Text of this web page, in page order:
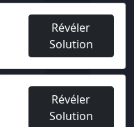
Révéler
Solution
Révéler
Solution